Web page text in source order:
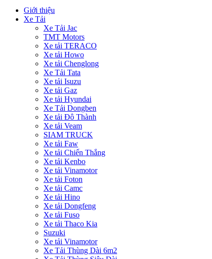
Giới thiệu
Xe Tải
Xe Tải Jac
TMT Motors
Xe tải TERACO
Xe tải Howo
Xe tải Chenglong
Xe Tải Tata
Xe tải Isuzu
Xe tải Gaz
Xe tải Hyundai
Xe Tải Dongben
Xe tải Đô Thành
Xe tải Veam
SIAM TRUCK
Xe tải Faw
Xe tải Chiến Thắng
Xe tải Kenbo
Xe tải Vinamotor
Xe tải Foton
Xe tải Camc
Xe tải Hino
Xe tải Dongfeng
Xe tải Fuso
Xe tải Thaco Kia
Suzuki
Xe tải Vinamotor
Xe Tải Thùng Dài 6m2